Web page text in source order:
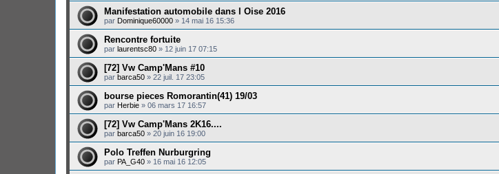
Manifestation automobile dans l Oise 2016
par Dominique60000 » 14 mai 16 15:36
Rencontre fortuite
par laurentsc80 » 12 juin 17 07:15
[72] Vw Camp'Mans #10
par barca50 » 22 juil. 17 23:05
bourse pieces Romorantin(41) 19/03
par Herbie » 06 mars 17 16:57
[72] Vw Camp'Mans 2K16....
par barca50 » 20 juin 16 19:00
Polo Treffen Nurburgring
par PA_G40 » 16 mai 16 12:05